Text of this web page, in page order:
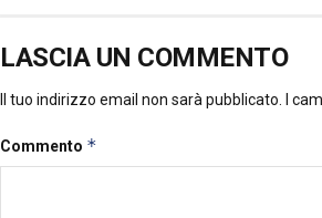
LASCIA UN COMMENTO
Il tuo indirizzo email non sarà pubblicato. I
Commento *